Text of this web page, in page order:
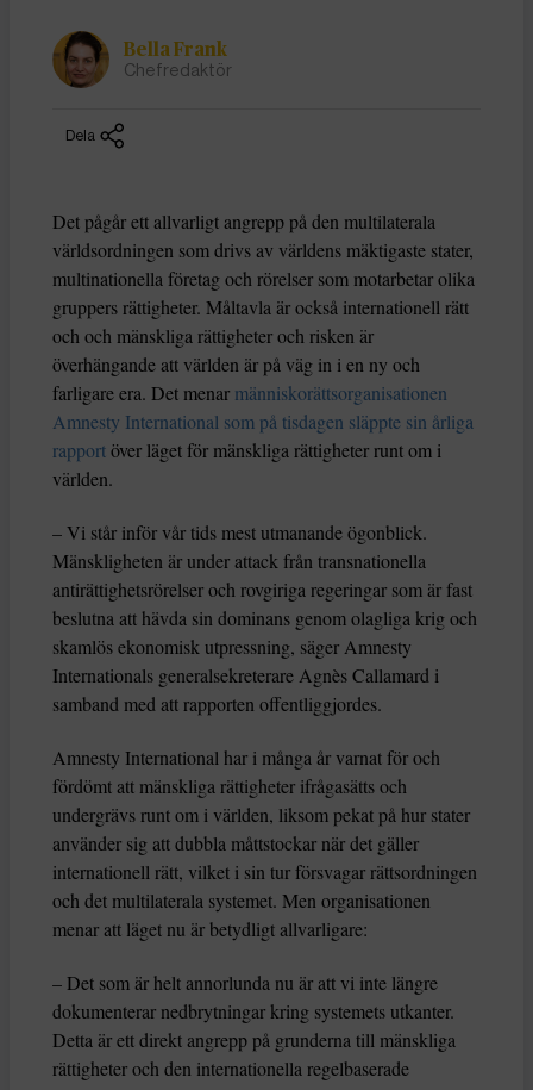
Bella Frank
Chefredaktör
Dela
Det pågår ett allvarligt angrepp på den multilaterala
världsordningen som drivs av världens mäktigaste stater,
multinationella företag och rörelser som motarbetar olika
gruppers rättigheter. Måltavla är också internationell rätt
och och mänskliga rättigheter och risken är
överhängande att världen är på väg in i en ny och
farligare era. Det menar människorättsorganisationen
Amnesty International som på tisdagen släppte sin årliga
rapportöver läget för mänskliga rättigheter runt om i
världen.
– Vi står inför vår tids mest utmanande ögonblick.
Mänskligheten är under attack från transnationella
antirättighetsrörelser och rovgiriga regeringar som är fast
beslutna att hävda sin dominans genom olagliga krig och
skamlös ekonomisk utpressning, säger Amnesty
Internationals generalsekreterare Agnès Callamard i
samband med att rapporten offentliggjordes.
Amnesty International har i många år varnat för och
fördömt att mänskliga rättigheter ifrågasätts och
undergrävs runt om i världen, liksom pekat på hur stater
använder sig att dubbla måttstockar när det gäller
internationell rätt, vilket i sin tur försvagar rättsordningen
och det multilaterala systemet. Men organisationen
menar att läget nu är betydligt allvarligare:
– Det som är helt annorlunda nu är att vi inte längre
dokumenterar nedbrytningar kring systemets utkanter.
Detta är ett direkt angrepp på grunderna till mänskliga
rättigheter och den internationella regelbaserade